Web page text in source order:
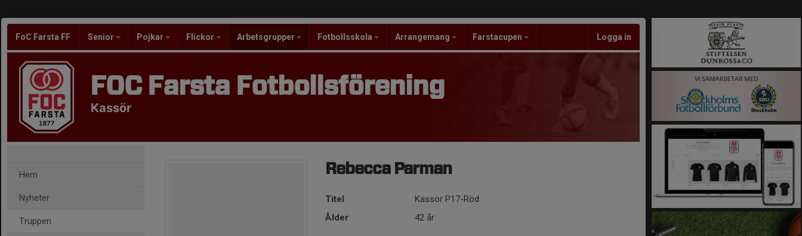
FoC Farsta FF Senior Pojkar Flickor Arbetsgrupper Fotbollsskola Arrangemang Farstacupen Logga in
FOC Farsta Fotbollsförening
Kassör
Hem
Nyheter
Truppen
Rebecca Parman
Titel
Kassör P17-Röd
Ålder
42 år